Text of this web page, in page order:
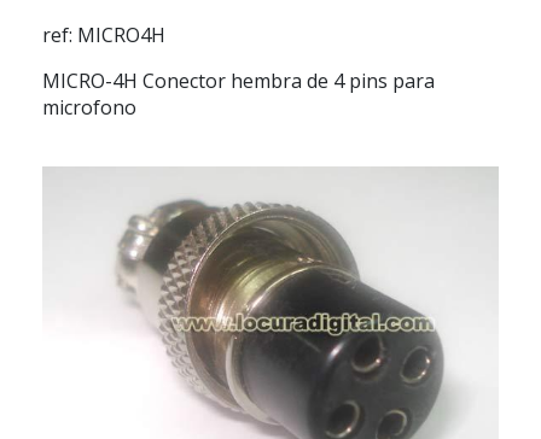
ref: MICRO4H
MICRO-4H Conector hembra de 4 pins para
microfono